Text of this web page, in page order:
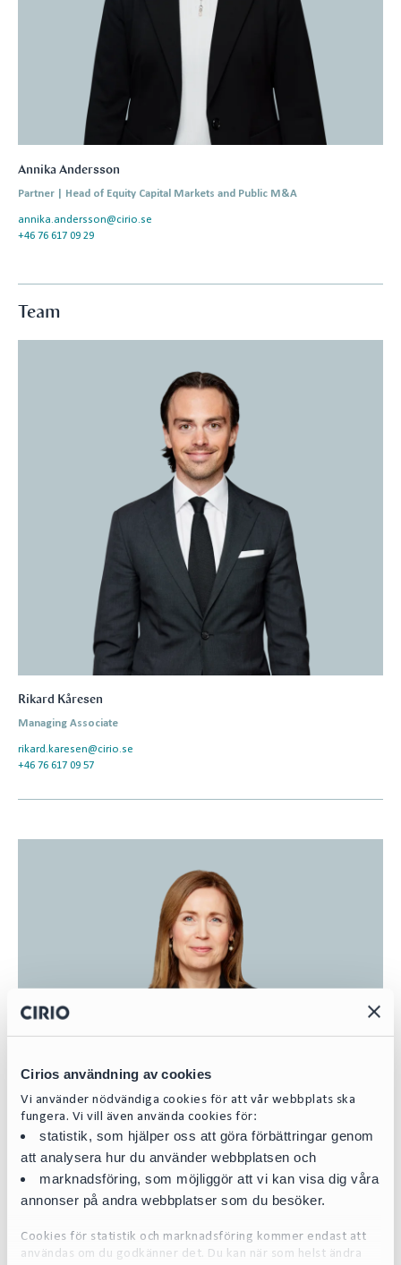
Cirios användning av cookies
Vi använder nödvändiga cookies för att vår webbplats ska
fungera. Vi vill även använda cookies för:
statistik, som hjälper oss att göra förbättringar genom
att analysera hur du använder webbplatsen och
marknadsföring, som möjliggör att vi kan visa dig våra
annonser på andra webbplatser som du besöker.
Cookies för statistik och marknadsföring kommer endast att
användas om du godkänner det. Du kan när som helst ändra
Annika Andersson
Partner | Head of Equity Capital Markets and Public M&A
annika.andersson@cirio.se
+46 76 617 09 29
Team
Rikard Kåresen
Managing Associate
rikard.karesen@cirio.se
+46 76 617 09 57
Ulrica Salomon
ulrica.salomon@cirio.se